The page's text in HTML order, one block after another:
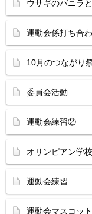
ウサギのバニラ
運動会係打ち合
10月のつながり
委員会活動
運動会練習②
オリンピアン学
運動会練習
運動会マスコッ